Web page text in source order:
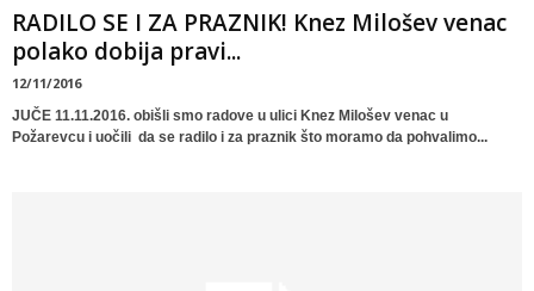
RADILO SE I ZA PRAZNIK! Knez Milošev venac
polako dobija pravi...
12/11/2016
JUČE 11.11.2016. obišli smo radove u ulici Knez Milošev venac u
Požarevcu i uočili da se radilo i za praznik što moramo da pohvalimo...